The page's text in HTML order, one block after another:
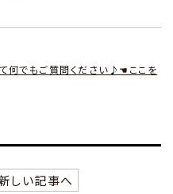
何でもご質問ください♪☚ここを
しい記事へ